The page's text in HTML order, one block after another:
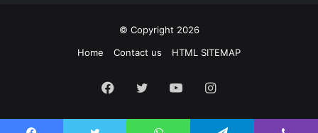
© Copyright 2026
Home
Contact us HTML SITEMAP
Facebook
Twitter YouTubeInstagram